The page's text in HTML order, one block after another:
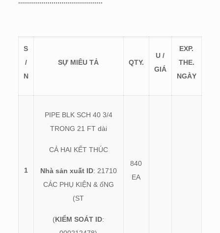
S
/
N
SỰ MIÊU TẢ QTY.
U /
GIÁ
EXP.
THE.
NGÀY
1
PIPE BLK SCH 40 3/4
TRONG 21 FT dài
CẢ HAI KẾT THÚC
Nhà sản xuất ID: 21710
CÁC PHỤ KIỆN & ốNG
(ST
(KIỂM SOÁT ID:
840
EA